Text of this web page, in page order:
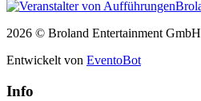
2026 © Broland Entertainment GmbH
Entwickelt von EventoBot
Info